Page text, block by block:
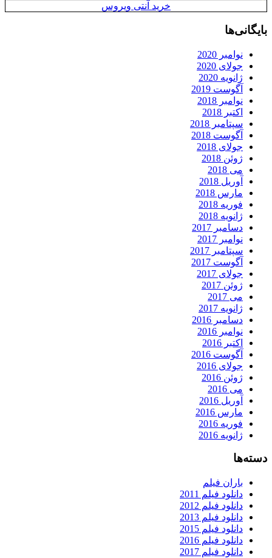
خرید آنتی ویروس
بایگانی‌ها
نوامبر 2020
جولای 2020
ژانویه 2020
آگوست 2019
نوامبر 2018
اکتبر 2018
سپتامبر 2018
آگوست 2018
جولای 2018
ژوئن 2018
می 2018
آوریل 2018
مارس 2018
فوریه 2018
ژانویه 2018
دسامبر 2017
نوامبر 2017
سپتامبر 2017
آگوست 2017
جولای 2017
ژوئن 2017
می 2017
ژانویه 2017
دسامبر 2016
نوامبر 2016
اکتبر 2016
آگوست 2016
جولای 2016
ژوئن 2016
می 2016
آوریل 2016
مارس 2016
فوریه 2016
ژانویه 2016
دسته‌ها
باران فیلم
دانلود فیلم 2011
دانلود فیلم 2012
دانلود فیلم 2013
دانلود فیلم 2015
دانلود فیلم 2016
دانلود فیلم 2017